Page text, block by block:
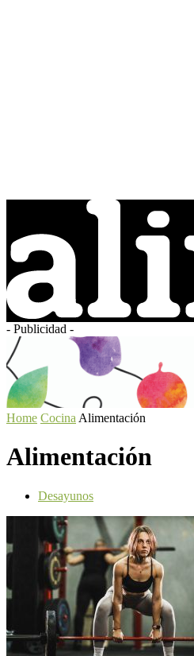
- Publicidad -
Home Cocina Alimentación
Alimentación
Desayunos